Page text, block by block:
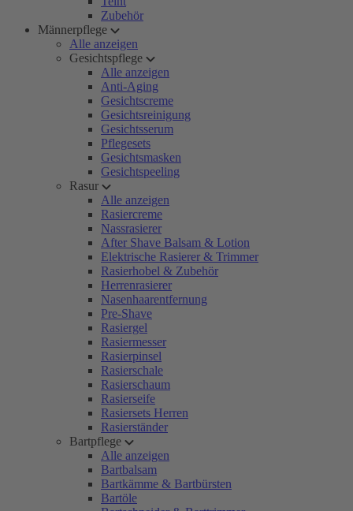
Zubehör
Männerpflege
Alle anzeigen
Gesichtspflege
Alle anzeigen
Anti-Aging
Gesichtscreme
Gesichtsreinigung
Gesichtsserum
Pflegesets
Gesichtsmasken
Gesichtspeeling
Rasur
Alle anzeigen
Rasiercreme
Nassrasierer
After Shave Balsam & Lotion
Elektrische Rasierer & Trimmer
Rasierhobel & Zubehör
Herrenrasierer
Nasenhaarentfernung
Pre-Shave
Rasiergel
Rasiermesser
Rasierpinsel
Rasierschale
Rasierschaum
Rasierseife
Rasiersets Herren
Rasierständer
Bartpflege
Alle anzeigen
Bartbalsam
Bartkämme & Bartbürsten
Bartöle